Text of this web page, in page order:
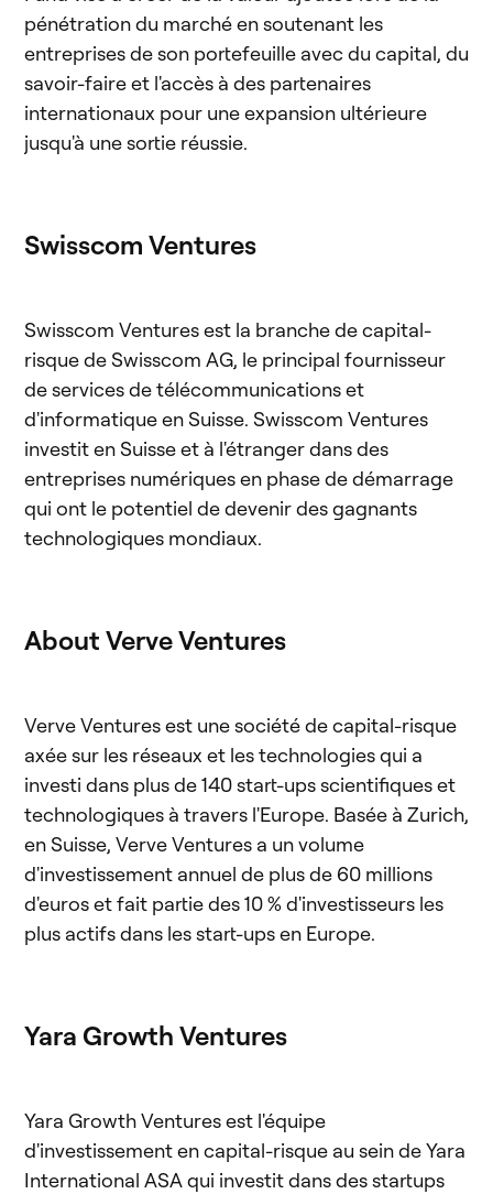
pénétration du marché en soutenant les
entreprises de son portefeuille avec du capital, du
savoir-faire et l'accès à des partenaires
internationaux pour une expansion ultérieure
jusqu'à une sortie réussie.
Swisscom Ventures
Swisscom Ventures est la branche de capital-
risque de Swisscom AG, le principal fournisseur
de services de télécommunications et
d'informatique en Suisse. Swisscom Ventures
investit en Suisse et à l'étranger dans des
entreprises numériques en phase de démarrage
qui ont le potentiel de devenir des gagnants
technologiques mondiaux.
About Verve Ventures
Verve Ventures est une société de capital-risque
axée sur les réseaux et les technologies qui a
investi dans plus de 140 start-ups scientifiques et
technologiques à travers l'Europe. Basée à Zurich,
en Suisse, Verve Ventures a un volume
d'investissement annuel de plus de 60 millions
d'euros et fait partie des 10 % d'investisseurs les
plus actifs dans les start-ups en Europe.
Yara Growth Ventures
Yara Growth Ventures est l'équipe
d'investissement en capital-risque au sein de Yara
International ASA qui investit dans des startups